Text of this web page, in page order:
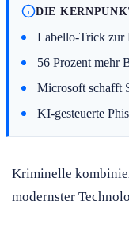
DIE
Labello-Trick zur
56 Prozent mehr
Microsoft schafft
KI-gesteuerte
Kriminelle
modernster